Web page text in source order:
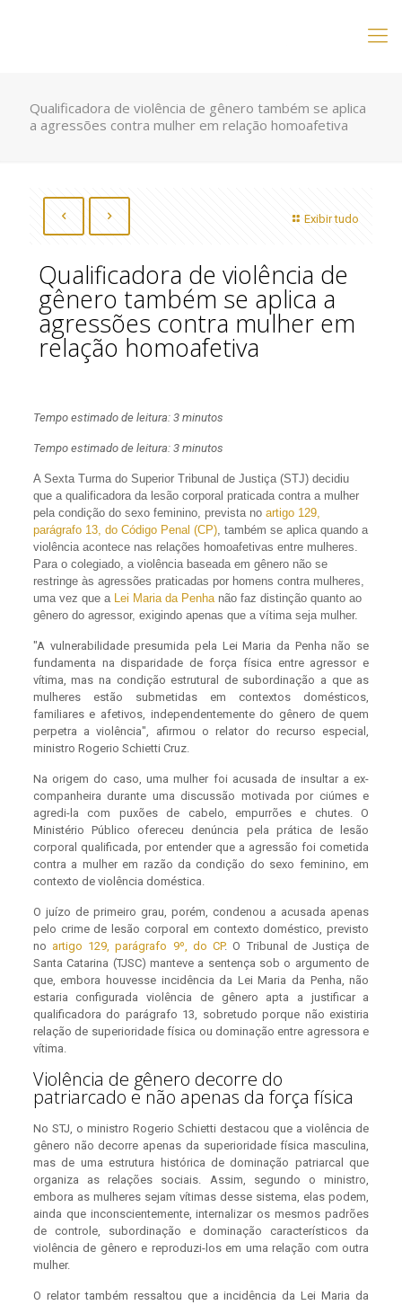
Qualificadora de violência de gênero também se aplica
a agressões contra mulher em relação homoafetiva
Exibir tudo
Qualificadora de violência de
gênero também se aplica a
agressões contra mulher em
relação homoafetiva
Tempo estimado de leitura: 3 minutos
Tempo estimado de leitura: 3 minutos
ASexta Turma do Superior Tribunal de Justiça (STJ) decidiu
que a qualificadora da lesão corporal praticada contra a mulher
pela condição do sexo feminino, prevista no artigo 129,
parágrafo 13, do Código Penal (CP), também se aplica quando a
violência acontece nas relações homoafetivas entre mulheres.
Para o colegiado, a violência baseada em gênero não se
restringe às agressões praticadas por homens contra mulheres,
uma vez que a Lei Maria da Penhanão faz distinção quanto ao
gênero do agressor, exigindo apenas que a vítima seja mulher.
"A vulnerabilidade presumida pela Lei Maria da Penha não se
fundamenta na disparidade de força física entre agressor e
vítima, mas na condição estrutural de subordinação a que as
mulheres estão submetidas em contextos domésticos,
familiares e afetivos, independentemente do gênero de quem
perpetra a violência", afirmou o relator do recurso especial,
ministro Rogerio Schietti Cruz.
Na origem do caso, uma mulher foi acusada de insultar a ex-
companheira durante uma discussão motivada por ciúmes e
agredi-la com puxões de cabelo, empurrões e chutes. O
Ministério Público ofereceu denúncia pela prática de lesão
corporal qualificada, por entender que a agressão foi cometida
contra a mulher em razão da condição do sexo feminino, em
contexto de violência doméstica.
O juízo de primeiro grau, porém, condenou a acusada apenas
pelo crime de lesão corporal em contexto doméstico, previsto
no artigo 129, parágrafo 9º, do CP. O Tribunal de Justiça de
Santa Catarina (TJSC) manteve a sentença sob o argumento de
que, embora houvesse incidência da Lei Maria da Penha, não
estaria configurada violência de gênero apta a justificar a
qualificadora do parágrafo 13, sobretudo porque não existiria
relação de superioridade física ou dominação entre agressora e
vítima.
Violência de gênero decorre do
patriarcado e não apenas da força física
No STJ, o ministro Rogerio Schietti destacou que a violência de
gênero não decorre apenas da superioridade física masculina,
mas de uma estrutura histórica de dominação patriarcal que
organiza as relações sociais. Assim, segundo o ministro,
embora as mulheres sejam vítimas desse sistema, elas podem,
ainda que inconscientemente, internalizar os mesmos padrões
de controle, subordinação e dominação característicos da
violência de gênero e reproduzi-los em uma relação com outra
mulher.
O relator também ressaltou que a incidência da Lei Maria da